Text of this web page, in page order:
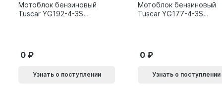
Мотоблок бензиновый
Tuscar YG192-4-3S
0
Узнать о поступлении
Мотоблок бензиновый
Tuscar YG177-4-3S
0
Узнать о поступлении